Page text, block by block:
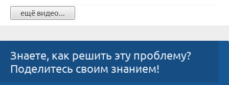
ещё видео...
Знаете, как решить эту проблему?
Поделитесь своим знанием!